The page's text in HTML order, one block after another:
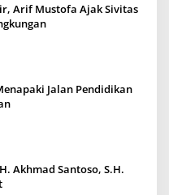
Arif Mustofa Ajak Sivitas
Jalan Pendidikan
Akhmad Santoso, S.H.